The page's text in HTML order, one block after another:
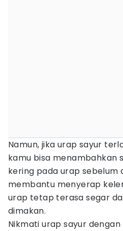
Namun, jika urap sayur
kamu bisa menambahkan
kering pada urap sebelum
membantu menyerap
urap tetap terasa segar
dimakan.
Nikmati urap sayur